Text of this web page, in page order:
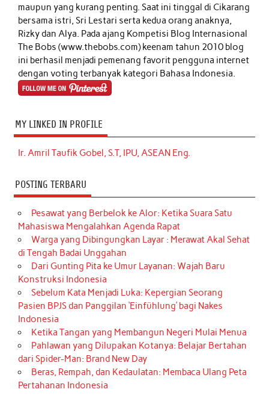
maupun yang kurang penting. Saat ini tinggal di Cikarang
bersama istri, Sri Lestari serta kedua orang anaknya,
Rizky dan Alya. Pada ajang Kompetisi Blog Internasional
The Bobs (www.thebobs.com) keenam tahun 2010 blog
ini berhasil menjadi pemenang favorit pengguna internet
dengan voting terbanyak kategori Bahasa Indonesia.
MY LINKED IN PROFILE
Ir. Amril Taufik Gobel, S.T, IPU, ASEAN Eng.
POSTING TERBARU
Pesawat yang Berbelok ke Alor: Ketika Suara Satu
Mahasiswa Mengalahkan Agenda Rapat
Warga yang Dibingungkan Layar : Merawat Akal Sehat
di Tengah Badai Unggahan
Dari Gunting Pita ke Umur Layanan: Wajah Baru
Konstruksi Indonesia
Sebelum Kata Menjadi Luka: Kepergian Seorang
Pasien BPJS dan Panggilan ‘Einfühlung’ bagi Nakes
Indonesia
Ketika Tangan yang Membangun Negeri Mulai Menua
Pahlawan yang Dilupakan Kotanya: Belajar Bertahan
dari Spider-Man: Brand New Day
Beras, Rempah, dan Kedaulatan: Membaca Ulang Peta
Pertahanan Indonesia